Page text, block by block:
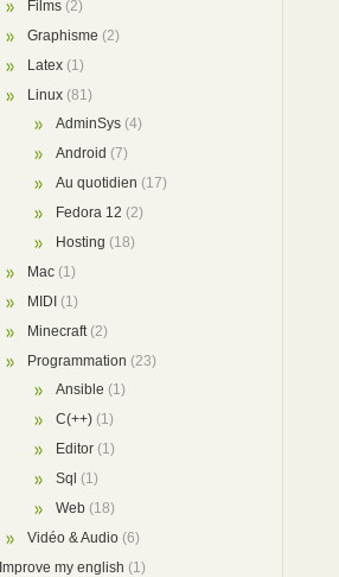
Films (2)
Graphisme (2)
Latex (1)
Linux (81)
AdminSys (4)
Android (7)
Au quotidien (17)
Fedora 12 (2)
Hosting (18)
Mac (1)
MIDI (1)
Minecraft (2)
Programmation (23)
Ansible (1)
C(++) (1)
Editor (1)
Sql (1)
Web (18)
Vidéo & Audio (6)
Improve my english (1)